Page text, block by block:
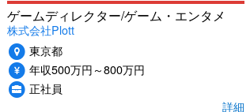
ゲームディレクター/ゲーム・エンタメ
株式会社Plott
東京都
年収500万円～800万円
正社員
詳細